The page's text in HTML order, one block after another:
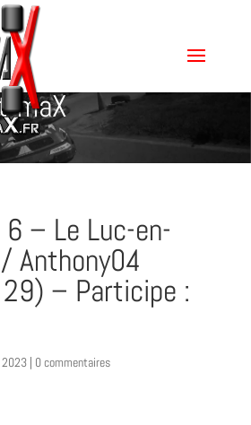
maX
– Le Luc-en-
Anthony04
– Participe :
2023| 0 commentaires